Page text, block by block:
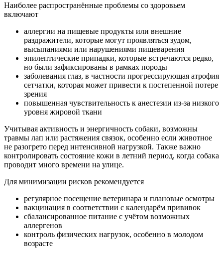
Наиболее распространённые проблемы со здоровьем
включают
аллергии на пищевые продукты или внешние
раздражители, которые могут проявляться зудом,
высыпаниями или нарушениями пищеварения
эпилептические припадки, которые встречаются редко,
но были зафиксированы в рамках породы
заболевания глаз, в частности прогрессирующая атрофия
сетчатки, которая может привести к постепенной потере
зрения
повышенная чувствительность к анестезии из-за низкого
уровня жировой ткани
Учитывая активность и энергичность собаки, возможны
травмы лап или растяжения связок, особенно если животное
не разогрето перед интенсивной нагрузкой. Также важно
контролировать состояние кожи в летний период, когда собака
проводит много времени на улице.
Для минимизации рисков рекомендуется
регулярное посещение ветеринара и плановые осмотры
вакцинация в соответствии с календарём прививок
сбалансированное питание с учётом возможных
аллергенов
контроль физических нагрузок, особенно в молодом
возрасте